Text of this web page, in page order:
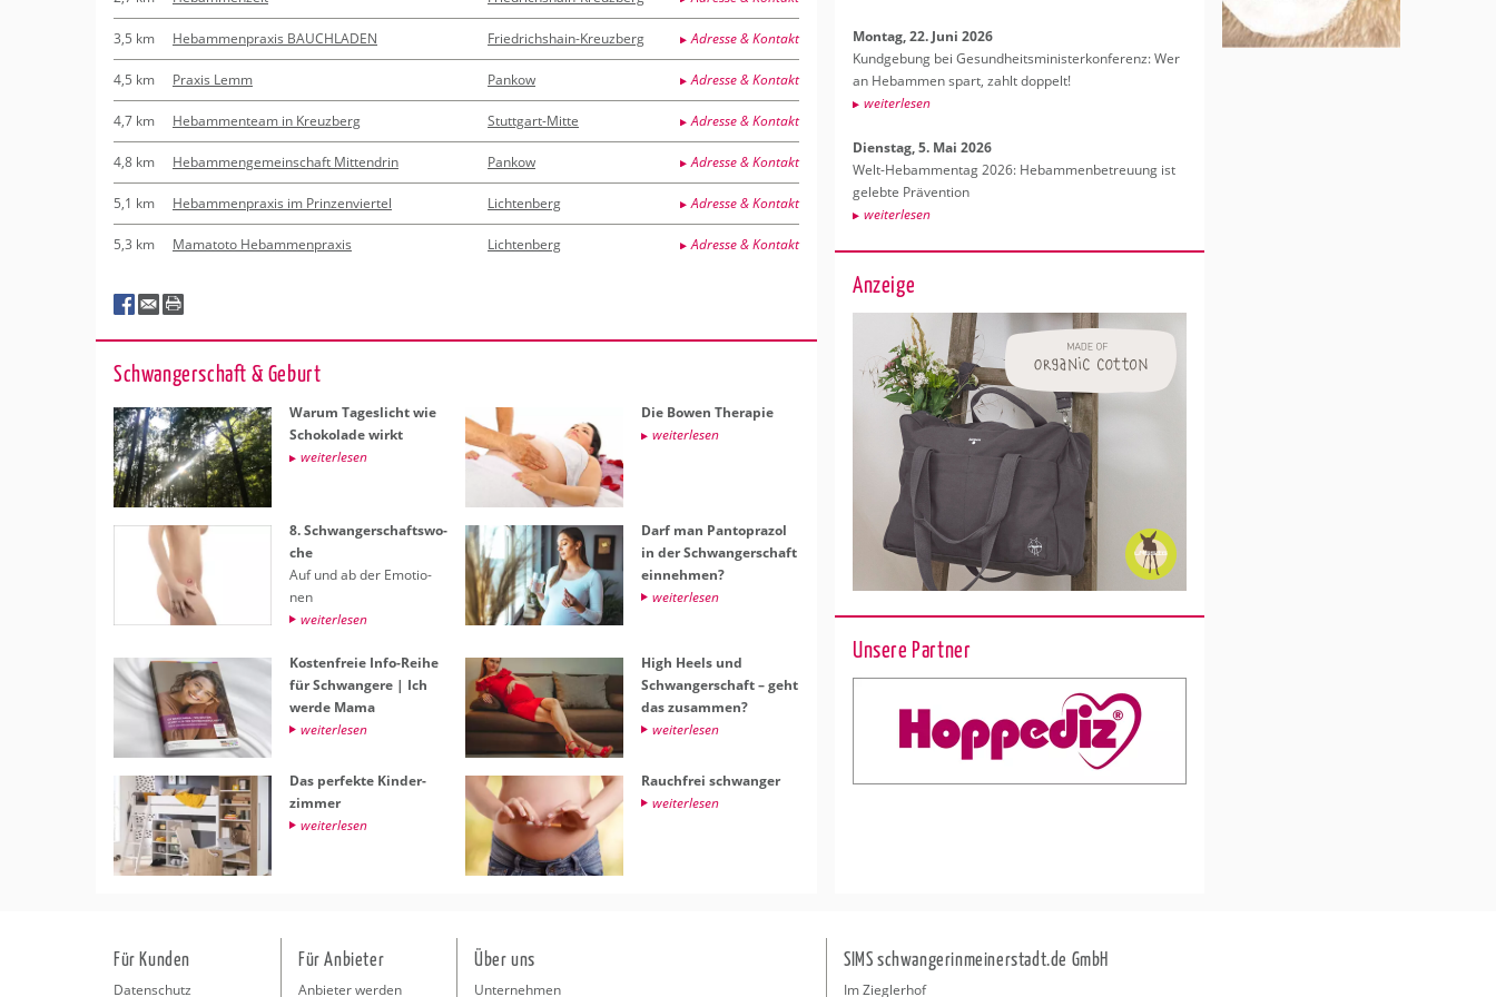
3,5 km Hebammenpraxis BAUCHLADEN Friedrichshain-Kreuzberg Adresse & Kontakt
4,5 km Praxis Lemm Pankow Adresse & Kontakt
4,7 km Hebammenteam in Kreuzberg Stuttgart-Mitte Adresse & Kontakt
4,8 km Hebammengemeinschaft Mittendrin Pankow Adresse & Kontakt
5,1 km Hebammenpraxis im Prinzenviertel Lichtenberg Adresse & Kontakt
5,3 km Mamatoto Hebammenpraxis Lichtenberg Adresse & Kontakt
Schwan­ger­schaft & Ge­burt
Warum Ta­ges­licht wie
Scho­ko­la­de wirkt
wei­ter­le­sen
Die Bowen The­ra­pie
wei­ter­le­sen
8. Schwan­ger­schafts­wo­
che
Auf und ab der Emo­tio­
nen
wei­ter­le­sen
Darf man Pan­to­pra­zol
in der Schwan­ger­schaft
ein­neh­men?
wei­ter­le­sen
Kos­ten­freie Info-Reihe
für Schwan­ge­re | Ich
werde Mama
wei­ter­le­sen
High Heels und
Schwan­ger­schaft – geht
das zu­sam­men?
wei­ter­le­sen
Das per­fek­te Kin­der­
zim­mer
wei­ter­le­sen
Rauch­frei schwan­ger
wei­ter­le­sen
Mon­tag, 22. Juni 2026
Kund­ge­bung bei Ge­sund­heits­mi­nis­ter­kon­fe­renz: Wer
an Heb­am­men spart, zahlt dop­pelt!
wei­ter­le­sen
Diens­tag, 5. Mai 2026
Welt-Heb­am­men­tag 2026: Heb­am­men­be­treu­ung ist
ge­leb­te Prä­ven­ti­on
wei­ter­le­sen
Anzeige
Unsere Partner
Für Kunden
Datenschutz
Für Anbieter
Anbieter werden
Über uns
Unternehmen
SIMS schwangerinmeinerstadt.de GmbH
Im Zieglerhof